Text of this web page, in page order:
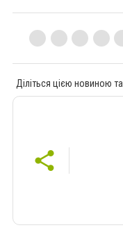
Діліться цією новиною